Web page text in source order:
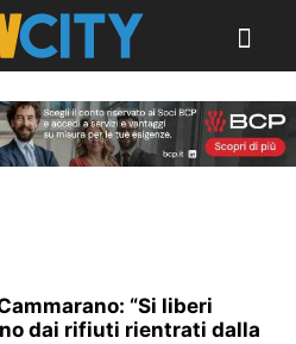
“Si liberi
dai rifiuti rientrati dalla